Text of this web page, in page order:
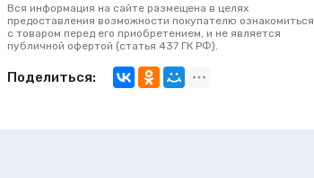
Вся информация на сайте размещена в целях
предоставления возможности покупателю ознакомиться
с товаром перед его приобретением, и не является
публичной офертой (статья 437 ГК РФ).
Поделиться: